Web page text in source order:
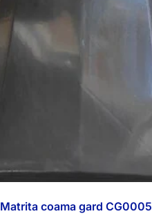
Matrita coama gard CG0005